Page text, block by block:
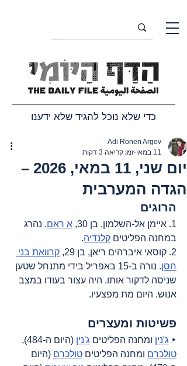
כדי שלא נוכל להגיד שלא ידענו
יום שני, 11 במאי, 2026 –
הגדה המערבית
Adi Ronen Argov
11 במאי
זמן קריאה 3 דקות
הרוגים
1. איימן אל-השלמון, בן 30, א ראם. נהרג
במחנה הפליטים קלנדיה.
2. קוסאי איברהים ריאן, בן 29,
קרוואת בני
חסן
. נורה ב-15 באפריל בידי מתנחל שטען
שניסה לדקור אותו. היה עצור בעודו במצב
אנוש. היום מת מפצעיו.
פשיטות ומעצרים
‣ ג'נין ומחנה הפליטים ג'נין (היום ה-484),
טולכרם ומחנה הפליטים טולכרם (היום